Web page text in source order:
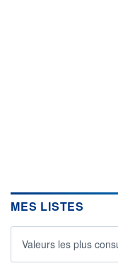
MES LISTES
Valeurs les plus